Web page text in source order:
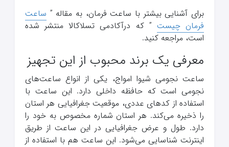
برای آشنایی بیشتر با ساعت فرمان، به مقاله ” ساعت
فرمان چیست ” که درآکادمی تسلاکالا منتشر شده
است، مراجعه کنید.
معرفی یک برند محبوب از این تجهیز
ساعت نجومی شیوا امواج، یکی از انواع ساعت‌های
نجومی است که حافظه داخلی دارد. این ساعت با
استفاده از کدهای عددی، موقعیت جغرافیایی هر استان
را ذخیره می‌کند. هر استان شماره مخصوص به خود را
دارد. طول و عرض جغرافیایی در این ساعت از طریق
اینترنت شناسایی می‌شود. این ساعت هم با استفاده از